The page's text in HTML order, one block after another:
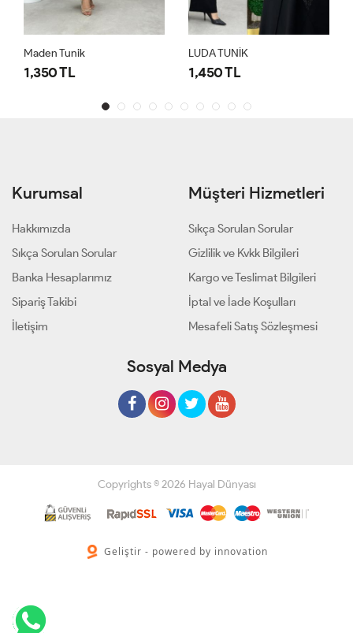
Maden Tunik
1,350 TL
LUDA TUNİK
1,450 TL
Kurumsal
Hakkımızda
Sıkça Sorulan Sorular
Banka Hesaplarımız
Sipariş Takibi
İletişim
Müşteri Hizmetleri
Sıkça Sorulan Sorular
Gizlilik ve Kvkk Bilgileri
Kargo ve Teslimat Bilgileri
İptal ve İade Koşulları
Mesafeli Satış Sözleşmesi
Sosyal Medya
Copyrights © 2026 Hayal Dünyası
Geliştir - powered by innovation